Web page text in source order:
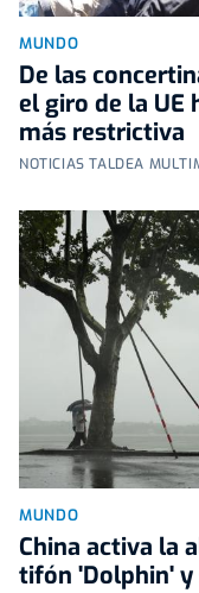
MUNDO
De las
el giro de la UE
más restrictiva
NOTICIAS TALDEA
MUNDO
China activa la
tifón 'Dolphin' y